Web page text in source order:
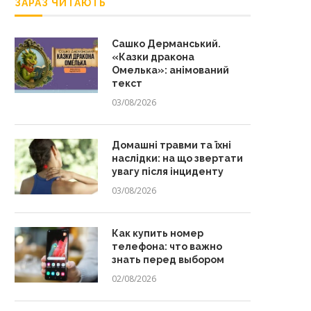
ЗАРАЗ ЧИТАЮТЬ
Сашко Дерманський.
«Казки дракона
Омелька»: анімований
текст
03/08/2026
Домашні травми та їхні
наслідки: на що звертати
увагу після інциденту
03/08/2026
Как купить номер
телефона: что важно
знать перед выбором
02/08/2026